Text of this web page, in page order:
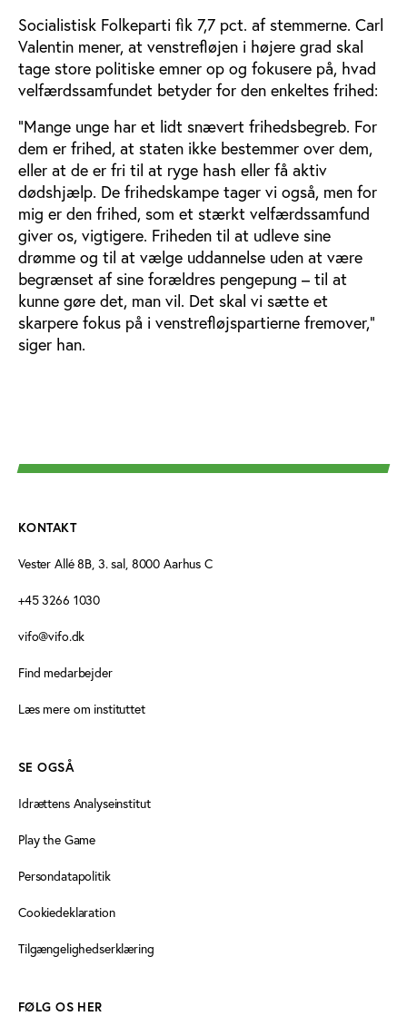
Socialistisk Folkeparti fik 7,7 pct. af stemmerne. Carl
Valentin mener, at venstrefløjen i højere grad skal
tage store politiske emner op og fokusere på, hvad
velfærdssamfundet betyder for den enkeltes frihed:
”Mange unge har et lidt snævert frihedsbegreb. For
dem er frihed, at staten ikke bestemmer over dem,
eller at de er fri til at ryge hash eller få aktiv
dødshjælp. De frihedskampe tager vi også, men for
mig er den frihed, som et stærkt velfærdssamfund
giver os, vigtigere. Friheden til at udleve sine
drømme og til at vælge uddannelse uden at være
begrænset af sine forældres pengepung – til at
kunne gøre det, man vil. Det skal vi sætte et
skarpere fokus på i venstrefløjspartierne fremover,”
siger han.
KONTAKT
Vester Allé 8B, 3. sal, 8000 Aarhus C
+45 3266 1030
vifo@vifo.dk
Find medarbejder
Læs mere om instituttet
SE OGSÅ
Idrættens Analyseinstitut
Play the Game
Persondatapolitik
Cookiedeklaration
Tilgængelighedserklæring
FØLG OS HER